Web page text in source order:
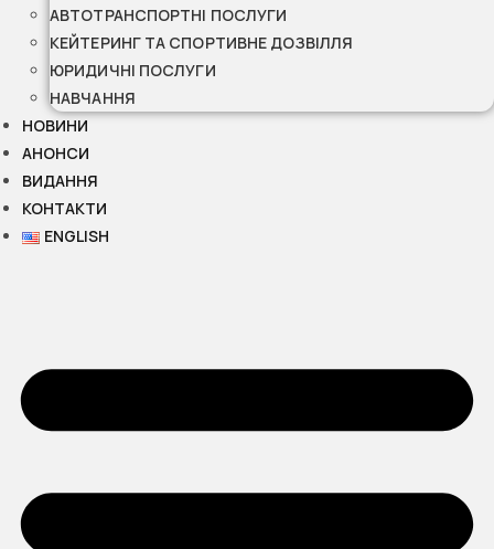
АВТОТРАНСПОРТНІ ПОСЛУГИ
КЕЙТЕРИНГ ТА СПОРТИВНЕ ДОЗВІЛЛЯ
ЮРИДИЧНІ ПОСЛУГИ
НАВЧАННЯ
НОВИНИ
АНОНСИ
ВИДАННЯ
КОНТАКТИ
ENGLISH